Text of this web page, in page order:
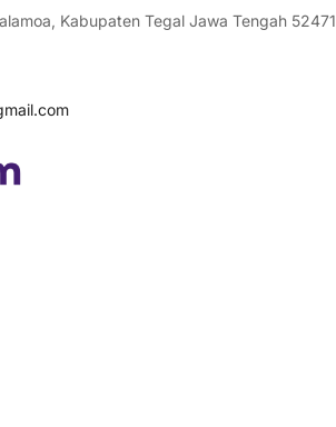
Kabupaten Tegal Jawa Tengah 52471